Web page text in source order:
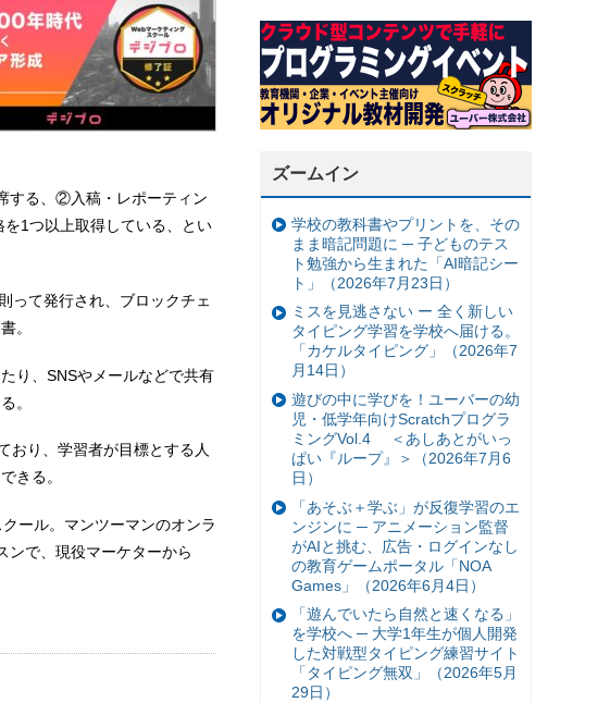
する、②入稿・レポーティン
1つ以上取得している、とい
って発行され、ブロックチェ
。
り、SNSやメールなどで共有
。
おり、学習者が目標とする人
きる。
ール。マンツーマンのオンラ
ンで、現役マーケターから
ズームイン
学校の教科書やプリントを、その
まま暗記問題に ─ 子どものテス
ト勉強から生まれた「AI暗記シー
ト」（2026年7月23日）
ミスを見逃さない ー 全く新しい
タイピング学習を学校へ届ける。
「カケルタイピング」（2026年7
月14日）
遊びの中に学びを！ユーバーの幼
児・低学年向けScratchプログラ
ミングVol.4 ＜あしあとがいっ
ぱい『ループ』＞（2026年7月6
日）
「あそぶ＋学ぶ」が反復学習のエ
ンジンに ─ アニメーション監督
がAIと挑む、広告・ログインなし
の教育ゲームポータル「NOA
Games」（2026年6月4日）
「遊んでいたら自然と速くなる」
を学校へ ─ 大学1年生が個人開発
した対戦型タイピング練習サイト
「タイピング無双」（2026年5月
29日）